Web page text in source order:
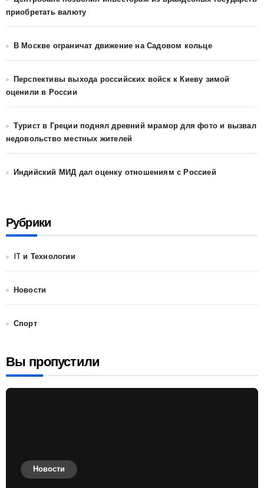
приобретать валюту
В Москве ограничат движение на Садовом кольце
Перспективы выхода российских войск к Киеву зимой
оценили в России
Турист в Греции поднял древний мрамор для фото и вызвал
недовольство местных жителей
Индийский МИД дал оценку отношениям с Россией
Рубрики
IT и Технологии
Новости
Спорт
Вы пропустили
Новости